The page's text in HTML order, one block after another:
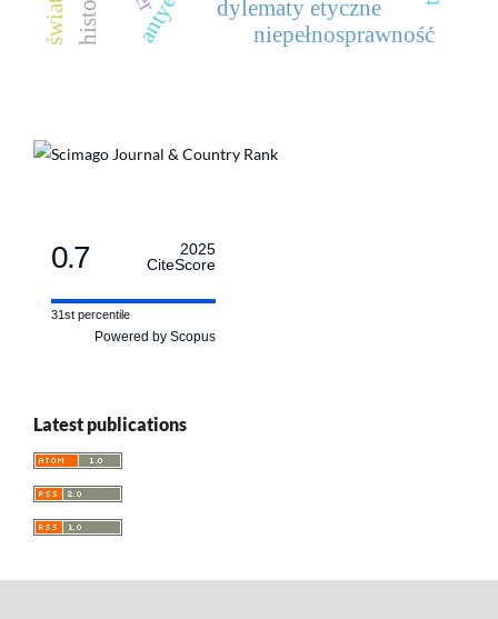
dylematy etyczne
niepełnosprawność
0.7
2025
CiteScore
31st percentile
Powered by Scopus
Latest publications